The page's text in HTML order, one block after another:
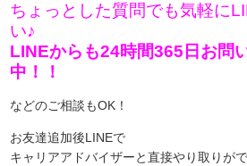
ちょっとした質問でも気軽に
い♪
LINEからも24時間365日お問
中！！
などのご相談もOK！
お友達追加後LINEで
キャリアアドバイザーと直接やり取りがで